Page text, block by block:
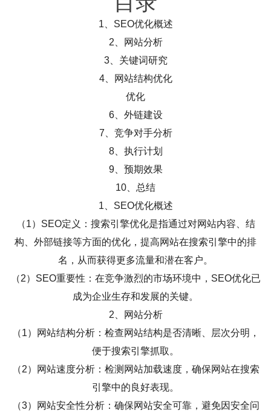
1、SEO优化概述
2、网站分析
3、关键词研究
4、网站结构优化
优化
6、外链建设
7、竞争对手分析
8、执行计划
9、预期效果
10、总结
1、SEO优化概述
（1）SEO定义：搜索引擎优化是指通过对网站内容、结
构、外部链接等方面的优化，提高网站在搜索引擎中的排
名，从而获得更多流量和潜在客户。
（2）SEO重要性：在竞争激烈的市场环境中，SEO优化已
成为企业生存和发展的关键。
2、网站分析
（1）网站结构分析：检查网站结构是否清晰、层次分明，
便于搜索引擎抓取。
（2）网站速度分析：检测网站加载速度，确保网站在搜索
引擎中的良好表现。
（3）网站安全性分析：确保网站安全可靠，避免因安全问